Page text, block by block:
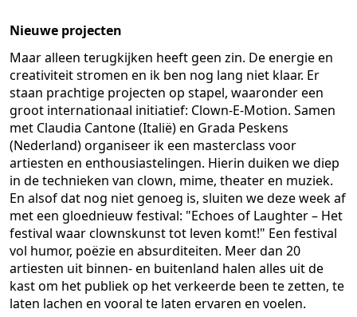
Nieuwe projecten
Maar alleen terugkijken heeft geen zin. De energie en
creativiteit stromen en ik ben nog lang niet klaar. Er
staan prachtige projecten op stapel, waaronder een
groot internationaal initiatief: Clown-E-Motion. Samen
met Claudia Cantone (Italië) en Grada Peskens
(Nederland) organiseer ik een masterclass voor
artiesten en enthousiastelingen. Hierin duiken we diep
in de technieken van clown, mime, theater en muziek.
En alsof dat nog niet genoeg is, sluiten we deze week af
met een gloednieuw festival: "Echoes of Laughter – Het
festival waar clownskunst tot leven komt!" Een festival
vol humor, poëzie en absurditeiten. Meer dan 20
artiesten uit binnen- en buitenland halen alles uit de
kast om het publiek op het verkeerde been te zetten, te
laten lachen en vooral te laten ervaren en voelen.